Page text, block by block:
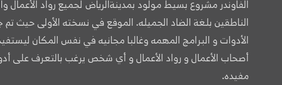
الفاوندر مشروع بسيط مولود بمدينةالرياض لجميع رواد
الناطقين بلغة الضاد الجميله. الموقع في نسخته الأولى حيث
الأدوات و البرامج المهمه وغالبا مجانيه في نفس المكان
أصحاب الأعمال و رواد الأعمال و أي شخص يرغب بالتعرف على
مفيده.